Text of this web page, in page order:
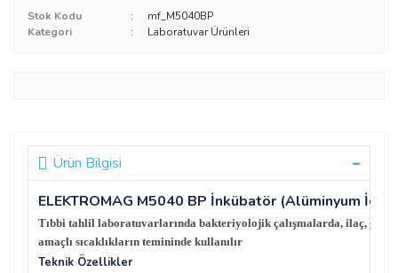
Stok Kodu
mf_M5040BP
Kategori
Laboratuvar Ürünleri
Ürün Bilgisi
ELEKTROMAG M5040 BP İnkübatör (Alüminyum İç
Tıbbi tahlil laboratuvarlarında bakteriyolojik çalışmalarda, ilaç,
amaçlı sıcaklıkların temininde kullanılır
Teknik Özellikler